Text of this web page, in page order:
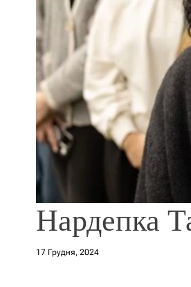
Нардепка
17 Грудня, 2024